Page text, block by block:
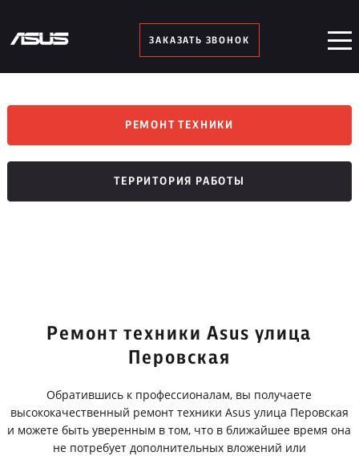
ЗАКАЗАТЬ ЗВОНОК
РЕМОНТ ТЕХНИКИ
ТЕРРИТОРИЯ РАБОТЫ
Ремонт техники Asus улица
Перовская
Обратившись к профессионалам, вы получаете
высококачественный ремонт техники Asus улица Перовская
и можете быть уверенным в том, что в ближайшее время она
не потребует дополнительных вложений или